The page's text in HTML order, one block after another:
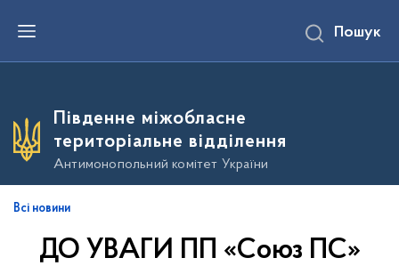
е
о
о
в
Пошук
Південне міжобласне
територіальне відділення
Антимонопольний комітет України
Всі новини
ДО УВАГИ ПП «Союз ПС»